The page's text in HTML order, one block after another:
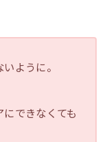
ように。
できなくても